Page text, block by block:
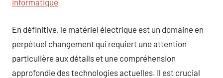
informatique
En définitive, le matériel électrique est un domaine en
perpétuel changement qui requiert une attention
particulière aux détails et une compréhension
approfondie des technologies actuelles. Il est crucial